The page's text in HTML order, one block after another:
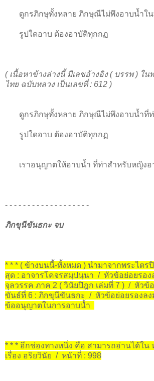
ดูกรภิกษุทั้งหลาย ภิกษุณีไม่พึงอาบน้ำใ
รูปใดอาบ ต้องอาบัติทุกกฏ
( เนื้อหาข้างล่างนี้ มีเลขอ้างอิง ( บรรพ ) ใ
ไทย ฉบับหลวง เป็นเลขที่ : 612 )
ดูกรภิกษุทั้งหลาย ภิกษุณีไม่พึงอาบน้ำที่
รูปใดอาบ ต้องอาบัติทุกกฏ
เราอนุญาตให้อาบน้ำ ที่ท่าสำหรับหญิงอ
- - - - - - - - - - - - - - - - - - -
ภิกขุนีขันธกะ จบ
* * * ( ข้างบนนี้-ทั้งหมด ) นำมาจากพระไต
สุด : อาจารโคจรสมฺปนฺนา / หัวข้อย่อยรอง
จุลวรรค ภาค 2 ( วินัยปิฎก เล่มที่ 7 ) / หัวข้
ขันธ์ที่ 6 : ภิกขุนีขันธกะ / หัวข้อย่อยรองลง
ข้ออนุญาตในการอาบน้ำ
* * * อีกช่องทางหนึ่ง คือ สามารถอ่านได้ใน
เรื่อง อริยวินัย / หน้าที่ : 998